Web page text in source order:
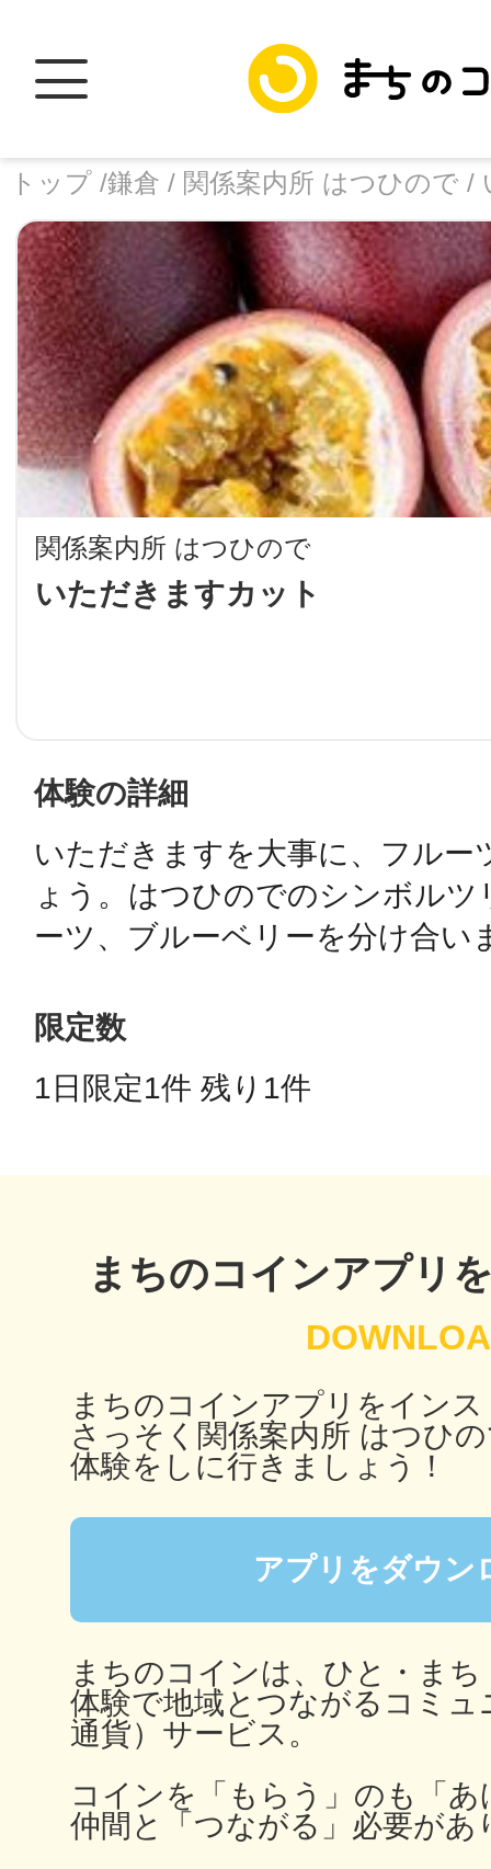
トップ /鎌倉 / 関係案内所 はつひので /
関係案内所 はつひので
いただきますカット
facebook
X
LINE
メール
URLをコピー
体験の詳細
いただきますを大事に、フルー
ょう。はつひのでのシンボル
ーツ、ブルーベリーを分け合い
限定数
1日限定1件 残り1件
まちのコインアプリ
まちのコインアプリをイン
さっそく関係案内所 はつひ
体験をしに行きましょう！
アプリをダウン
まちのコインは、ひと・ま
体験で地域とつながるコミュ
通貨）サービス。
コインを「もらう」のも「
仲間と「つながる」必要があ
トップ
加盟スポットに
地域に導入を
智頭
生駒
秋葉原
日置
高知市